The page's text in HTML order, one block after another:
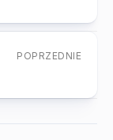
POPRZEDNIE